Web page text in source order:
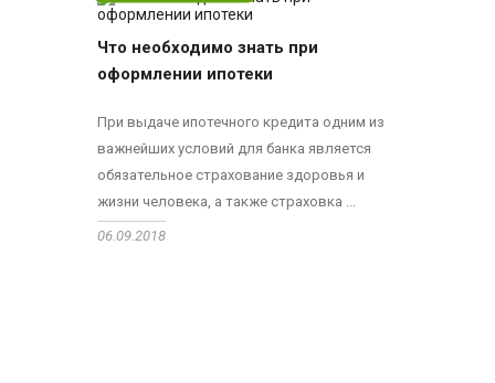
Что необходимо знать при
оформлении ипотеки
При выдаче ипотечного кредита одним из
важнейших условий для банка является
обязательное страхование здоровья и
жизни человека, а также страховка ...
06.09.2018